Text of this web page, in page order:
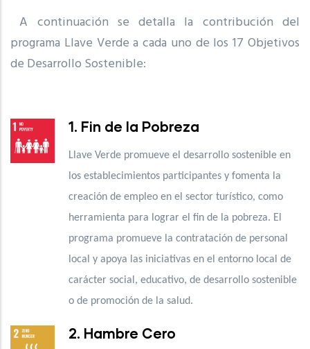
A continuación se detalla la contribución del
programa Llave Verde a cada uno de los 17 Objetivos
de Desarrollo Sostenible:
1. Fin de la Pobreza
Llave Verde promueve el desarrollo sostenible en
los establecimientos participantes y fomenta la
creación de empleo en el sector turístico, como
herramienta para lograr el fin de la pobreza. El
programa promueve la contratación de personal
local y apoya las iniciativas en el entorno local de
carácter social, educativo, de desarrollo sostenible
o de promoción de la salud.
2. Hambre Cero